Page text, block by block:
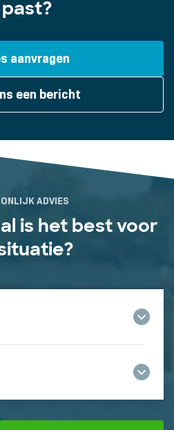
aanvragen
een bericht
ADVIES
is het best voor